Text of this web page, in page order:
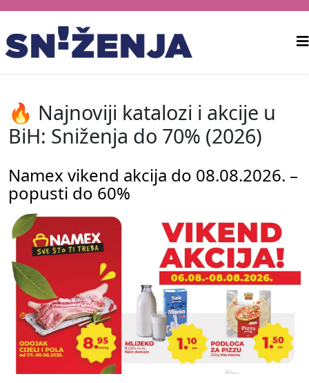
🔥 Najnoviji katalozi i akcije u
BiH: Sniženja do 70% (2026)
Namex vikend akcija do 08.08.2026. –
popusti do 60%